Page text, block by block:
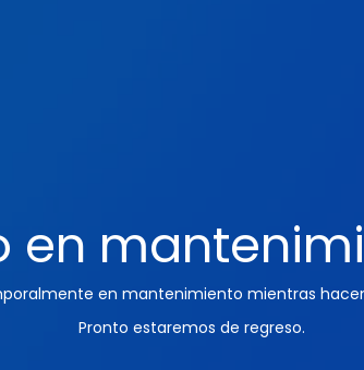
en
en mantenimiento mientras
Pronto estaremos de regreso.